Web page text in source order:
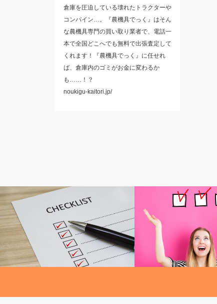
倉庫を圧迫している壊れたトラクターや
コンバイン…。『農機具でっく』はそん
な農機具専門の買い取り業者で、電話一
本で全国どこへでも無料で出張査定して
くれます！『農機具でっく』に任せれ
ば、倉庫内のゴミがお金に変わるか
も……！？
noukigu-kaitori.jp/